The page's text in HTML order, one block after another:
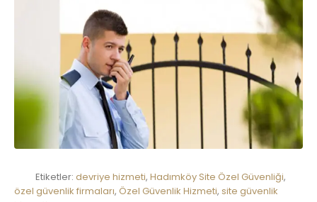
Etiketler: devriye hizmeti, Hadımköy Site Özel Güvenliği,
özel güvenlik firmaları, Özel Güvenlik Hizmeti, site güvenlik